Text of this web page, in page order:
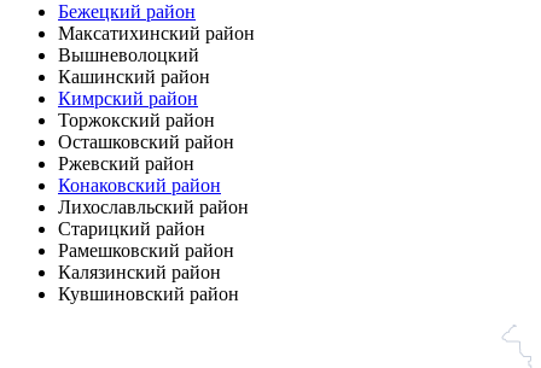
Бежецкий район
Максатихинский район
Вышневолоцкий
Кашинский район
Кимрский район
Торжокский район
Осташковский район
Ржевский район
Конаковский район
Лихославльский район
Старицкий район
Рамешковский район
Калязинский район
Кувшиновский район